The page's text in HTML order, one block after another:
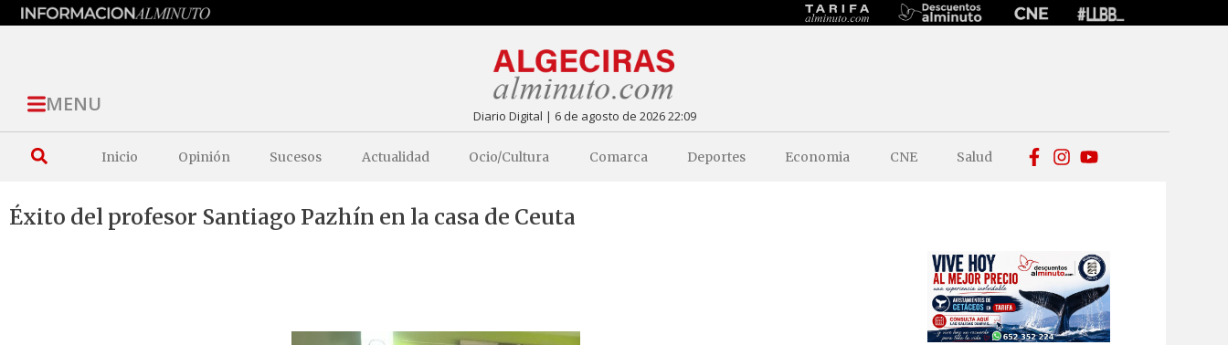
MENU Diario Digital | 6 de agosto de 2026 22:09
Inicio Opinión Sucesos Actualidad Ocio/Cultura Comarca Deportes Economia CNE Salud
Éxito del profesor Santiago Pazhín en la casa de Ceuta